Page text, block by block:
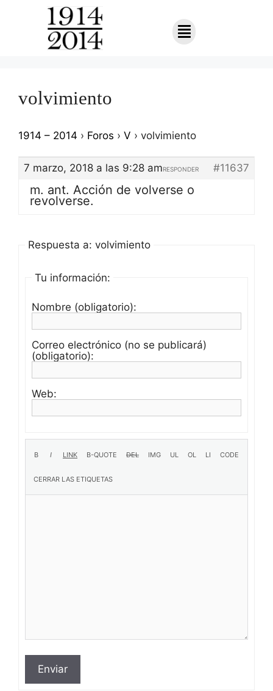
volvimiento
1914 – 2014 › Foros › V › volvimiento
7 marzo, 2018 a las 9:28 am #11637
RESPONDER
m. ant. Acción de volverse o
revolverse.
Respuesta a: volvimiento
Tu información:
Nombre (obligatorio):
Correo electrónico (no se publicará)
(obligatorio):
Web:
Enviar